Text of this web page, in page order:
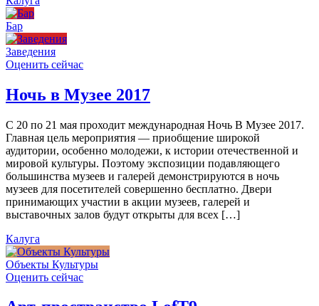
Бар
Заведения
Оценить сейчас
Ночь в Музее 2017
С 20 по 21 мая проходит международная Ночь В Музее 2017.
Главная цель мероприятия — приобщение широкой
аудитории, особенно молодежи, к истории отечественной и
мировой культуры. Поэтому экспозиции подавляющего
большинства музеев и галерей демонстрируются в ночь
музеев для посетителей совершенно бесплатно. Двери
принимающих участии в акции музеев, галерей и
выставочных залов будут открыты для всех […]
Калуга
Объекты Культуры
Оценить сейчас